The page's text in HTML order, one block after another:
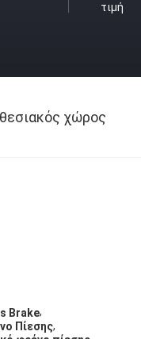
τιμή
χώρος
Brake,
Πίεσης,